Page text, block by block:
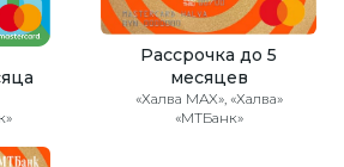
Рассрочка до 5
месяцев
«Халва MAX», «Халва»
«МТБанк»